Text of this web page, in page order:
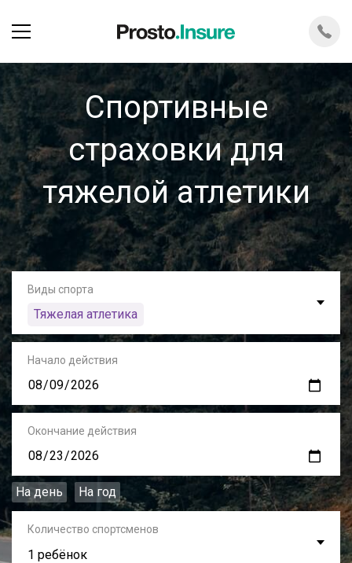
Спортивные
страховки для
тяжелой атлетики
Виды спорта
Тяжелая атлетика
Начало действия
Окончание действия
На день На год
Количество спортсменов
1 ребёнок